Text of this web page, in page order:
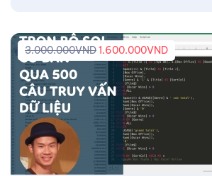
3.000.000VND1.600.000VND